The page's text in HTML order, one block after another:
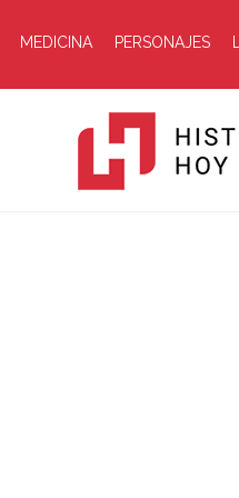
MEDICINA PERSONAJES